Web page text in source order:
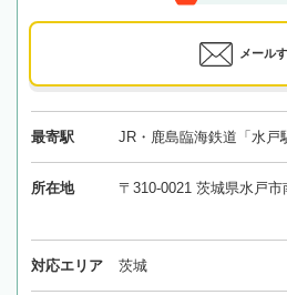
メール
最寄駅 JR・鹿島臨海鉄道「水戸
所在地 〒310-0021 茨城県水戸
対応エリア 茨城